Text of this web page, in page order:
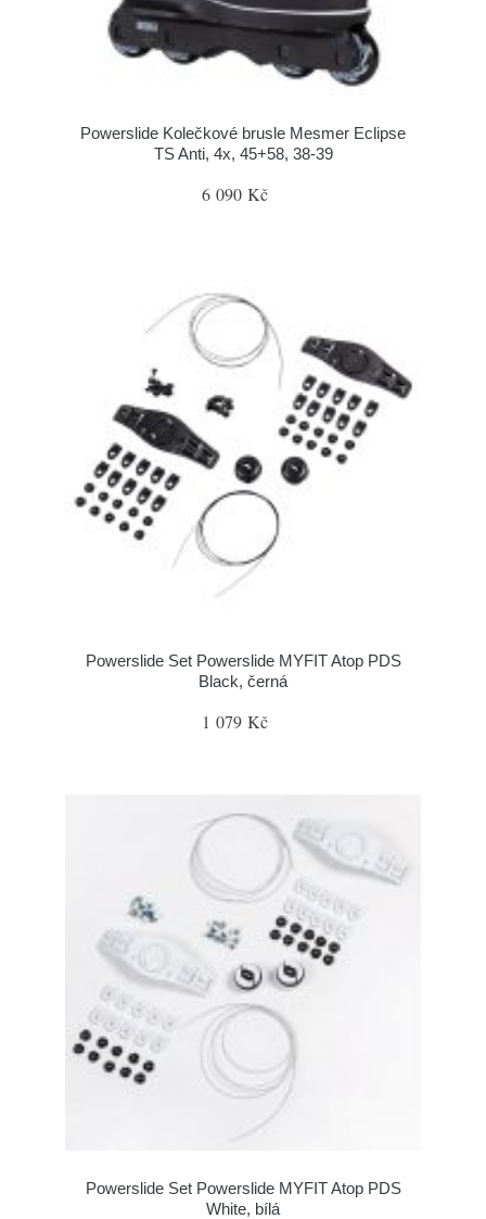
Powerslide Kolečkové brusle Mesmer Eclipse
TS Anti, 4x, 45+58, 38-39
6 090 Kč
Powerslide Set Powerslide MYFIT Atop PDS
Black, černá
1 079 Kč
Powerslide Set Powerslide MYFIT Atop PDS
White, bílá